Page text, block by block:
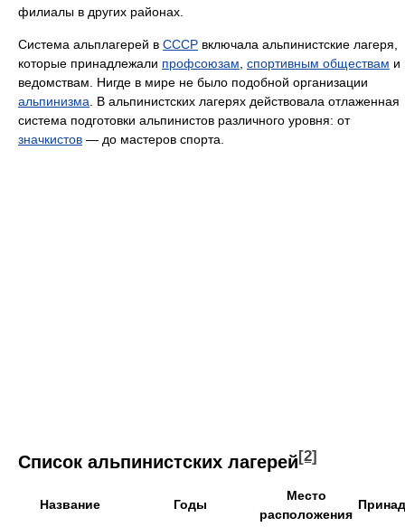
филиалы в других районах.
Система альплагерей в СССР включала альпинистские лагеря,
которые принадлежали профсоюзам спортивным обществам и
ведомствам. Нигде в мире не было подобной организации
альпинизма . В альпинистских лагерях действовала отлаженная
система подготовки альпинистов различного уровня: от
значкистов — до мастеров спорта.
Список альпинистских лагерей [2]
Название Годы
Место
расположения